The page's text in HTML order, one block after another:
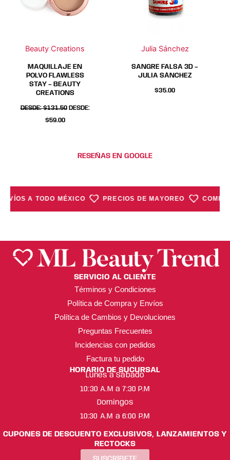
Beauty Creations
Las
pueden
elegir
en
la
de
producto
MAQUILLAJE EN
POLVO FLAWLESS
STAY – BEAUTY
CREATIONS
DESDE:$131.50 DESDE:
$59.00
Las
pueden
elegir
en
la
de
producto
Julia Sánchez
SANGRE FALSA 3D –
JULIA SÁNCHEZ
$35.00
RESEÑAS EN GOOGLE
A TODO MÉXICO PRECIOS DE MAYOREO
SERVICIO AL CLIENTE
Términos y Condiciones
Política de Compra y Envíos
Política de Cambios y Devoluciones
Preguntas Frecuentes
Incidencias con pedidos
Factura tu pedido
HORARIO DE SUCURSAL
Lunes a Sábado
10:30 A.M a 7:30 P.M
Domingos
10:30 A.M a 6:00 P.M
CUPONES DE DESCUENTO EXCLUSIVOS, LANZAMIENTOS Y
RECTOCKS